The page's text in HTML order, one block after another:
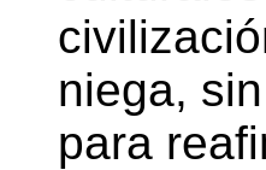
niega,
para